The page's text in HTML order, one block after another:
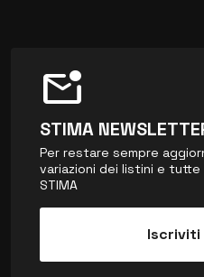
mark_email_unread
STIMA
Per restare sempre
variazioni dei listini e
STIMA
Iscriviti